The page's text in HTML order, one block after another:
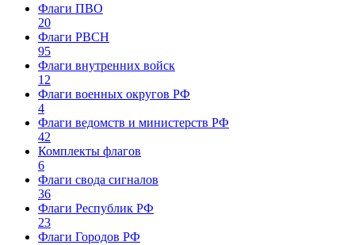
Флаги ПВО
20
Флаги РВСН
95
Флаги внутренних войск
12
Флаги военных округов РФ
4
Флаги ведомств и министерств РФ
42
Комплекты флагов
6
Флаги свода сигналов
36
Флаги Республик РФ
23
Флаги Городов РФ